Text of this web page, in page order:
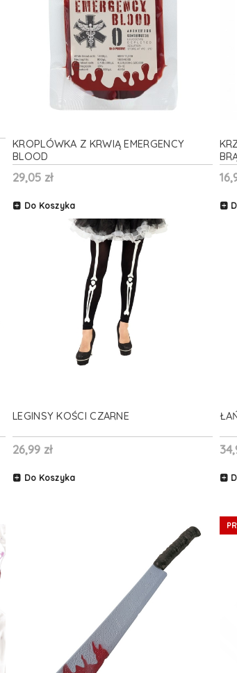
KROPLÓWKA Z KRWIĄ EMERGENCY
BLOOD
29,05 zł
Do Koszyka
LEGINSY KOŚCI CZARNE
26,99 zł
Do Koszyka